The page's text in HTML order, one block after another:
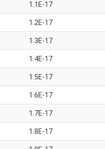
1.1E-17
1.2E-17
1.3E-17
1.4E-17
1.5E-17
1.6E-17
1.7E-17
1.8E-17